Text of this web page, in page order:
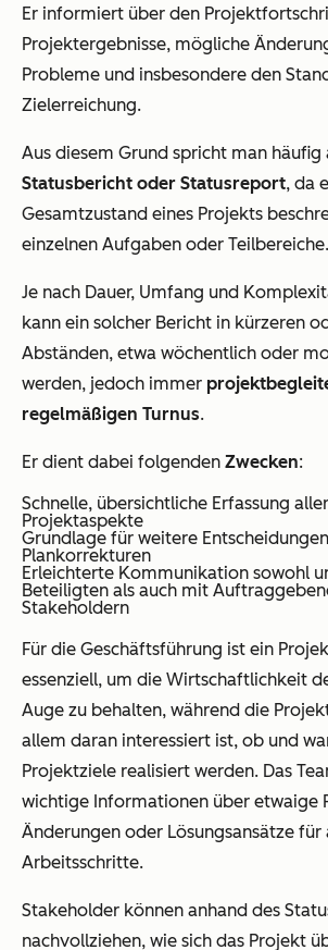
Er informiert über den
Projektergebnisse, mögliche
Probleme und insbesondere den
Zielerreichung.
Aus diesem Grund spricht man häufig
Statusbericht oder Statusreport, da
Gesamtzustand eines Projekts
einzelnen Aufgaben oder Teilbereiche.
Je nach Dauer, Umfang und
kann ein solcher Bericht in kürzeren
Abständen, etwa wöchentlich oder
werden, jedoch immer
regelmäßigen Turnus.
Er dient dabei folgenden Zwecken:
Schnelle, übersichtliche Erfassung
Projektaspekte
Grundlage für weitere
Plankorrekturen
Erleichterte Kommunikation sowohl
Beteiligten als auch mit
Stakeholdern
Für die Geschäftsführung ist ein
essenziell, um die Wirtschaftlichkeit
Auge zu behalten, während die
allem daran interessiert ist, ob und
Projektziele realisiert werden. Das
wichtige Informationen über etwaige
Änderungen oder Lösungsansätze für
Arbeitsschritte.
Stakeholder können anhand des
nachvollziehen, wie sich das Projekt